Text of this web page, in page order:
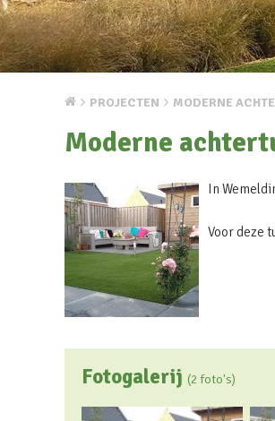
PROJECTEN MODERNE
Moderne
In
Voor deze
Fotogalerij (2 foto's)